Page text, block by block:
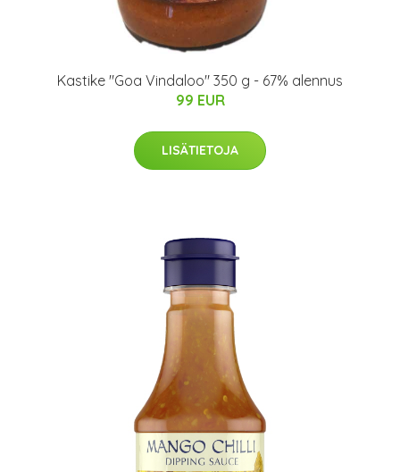
Kastike "Goa Vindaloo" 350 g - 67% alennus
99 EUR
LISÄTIETOJA